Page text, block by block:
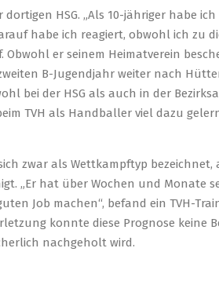
HSG. „Als 10-jähriger habe
habe ich reagiert, obwohl ich zu
er seinem Heimatverein
B-Jugendjahr weiter nach
bei der HSG als auch in der
TVH als Handballer viel dazu
zwar als Wettkampftyp bezeichnet,
„Er hat über Wochen und Monate
Job machen“, befand ein TVH-
konnte diese Prognose keine
nachgeholt wird.